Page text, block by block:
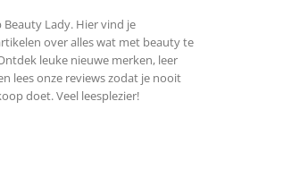
Beauty Lady. Hier vind je
over alles wat met beauty te
leuke nieuwe merken, leer
lees onze reviews zodat je nooit
doet. Veel leesplezier!